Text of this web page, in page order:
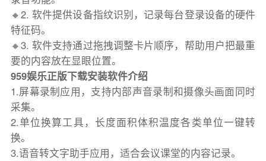
🔸2. 软件提供设备指纹识别，记录每台登录设备的硬件
特征码。
🔸3. 软件支持通过拖拽调整卡片顺序，帮助用户把最重
要的内容放在显眼位置。
959娱乐正版下载安装软件介绍
1.屏幕录制应用，支持内部声音录制和摄像头画面同时
采集。
2.单位换算工具，长度面积体积温度各类单位一键转
换。
3.语音转文字助手应用，适合会议课堂的内容记录。